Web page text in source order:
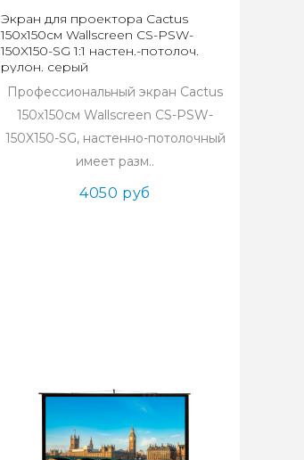
Экран для проектора Cactus
150x150см Wallscreen CS-PSW-
150X150-SG 1:1 настен.-потолоч.
рулон. серый
Профессиональный экран Cactus
150х150см Wallscreen CS-PSW-
150X150-SG, настенно-потолочный
имеет разм..
4050 руб